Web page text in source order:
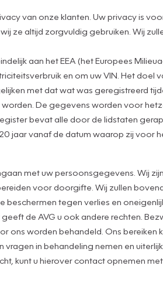
van onze klanten. Uw privacy is
ze altijd zorgvuldig gebruiken. Wij
aan het EEA (het Europees
en om uw VIN. Het doel
met dat wat was geregistreerd
De gegevens worden voor
bevat alle door de lidstaten
jaar vanaf de datum waarop zij voor
met uw persoonsgegevens. Wij
voor doorgifte. Wij zullen
tegen verlies en
de AVG u ook andere rechten.
worden behandeld. Ons bereiken
in behandeling nemen en
kunt u hierover contact opnemen